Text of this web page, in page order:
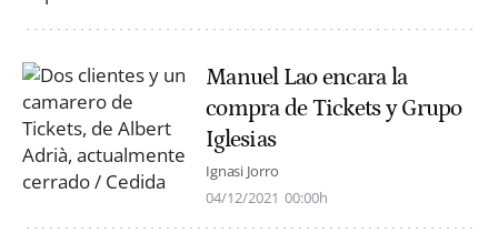
Manuel Lao encara la
compra de Tickets y Grupo
Iglesias
Ignasi Jorro
04/12/2021 00:00h